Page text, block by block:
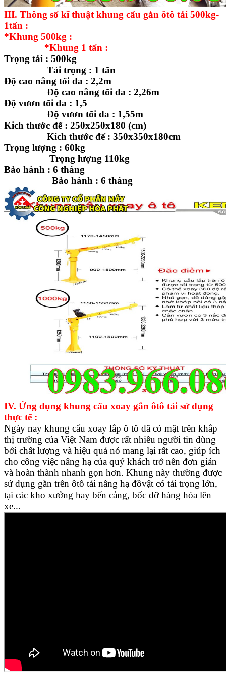
III. Thông số kĩ thuật khung cẩu gắn ôtô tải 500kg-
1tấn :
*Khung 500kg :
*Khung 1 tấn :
Trọng tải : 500kg
Tải trọng : 1 tấn
Độ cao nâng tối đa : 2,2m
Độ cao nâng tối đa : 2,26m
Độ vươn tối đa : 1,5
Độ vươn tối đa : 1,55m
Kich thước đế : 250x250x180 (cm)
Kích thước đế : 350x350x180cm
Trọng lượng : 60kg
Trọng lượng 110kg
Bảo hành : 6 tháng
Bảo hành : 6 tháng
IV. Ứng dụng khung cẩu xoay gắn ôtô tải sử dụng
thực tế :
Ngày nay khung cẩu xoay lắp ô tô đã có mặt trên khắp
thị trường của Việt Nam được rất nhiều người tin dùng
bởi chất lượng và hiệu quả nó mang lại rất cao, giúp ích
cho công việc nâng hạ của quý khách trở nên đơn giản
và hoàn thành nhanh gọn hơn. Khung này thường được
sử dụng gắn trên ôtô tải nâng hạ đồvật có tải trọng lớn,
tại các kho xưởng hay bến cảng, bốc dỡ hàng hóa lên
xe...